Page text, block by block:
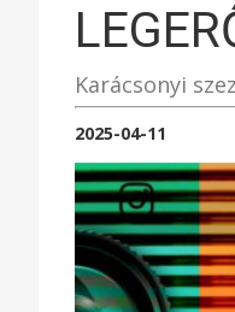
Karácsonyi
2025-04-11